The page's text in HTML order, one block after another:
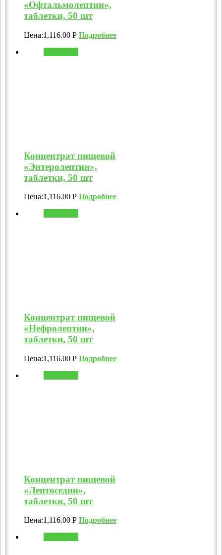
«Офтальмолептин»,
таблетки, 50 шт
Цена:1,116.00 Р Подробнее
Концентрат пищевой
«Энтеролептин»,
таблетки, 50 шт
Цена:1,116.00 Р Подробнее
Концентрат пищевой
«Нефролептин»,
таблетки, 50 шт
Цена:1,116.00 Р Подробнее
Концентрат пищевой
«Лептоседин»,
таблетки, 50 шт
Цена:1,116.00 Р Подробнее